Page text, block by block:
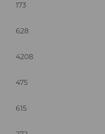
173
628
4208
475
615